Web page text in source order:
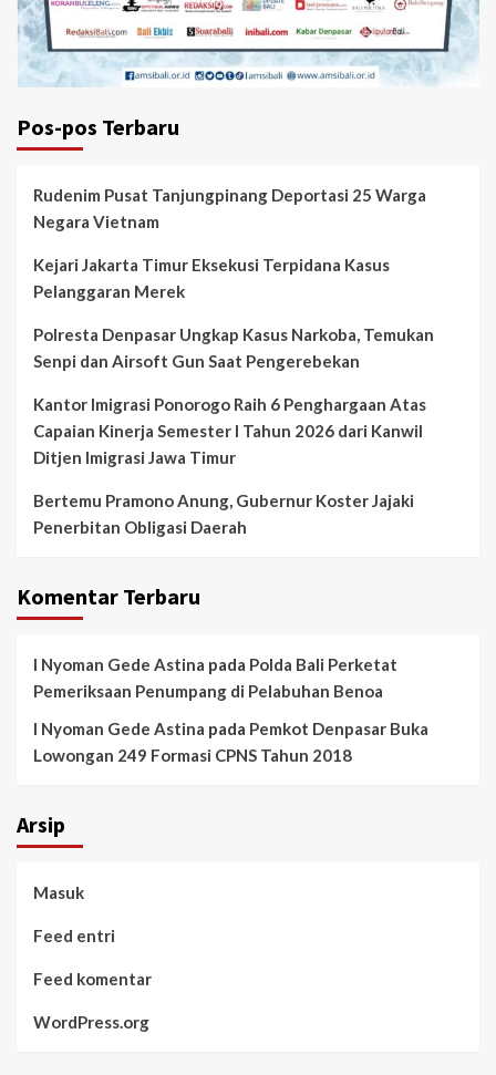
Pos-pos Terbaru
Rudenim Pusat Tanjungpinang Deportasi 25 Warga
Negara Vietnam
Kejari Jakarta Timur Eksekusi Terpidana Kasus
Pelanggaran Merek
Polresta Denpasar Ungkap Kasus Narkoba, Temukan
Senpi dan Airsoft Gun Saat Pengerebekan
Kantor Imigrasi Ponorogo Raih 6 Penghargaan Atas
Capaian Kinerja Semester I Tahun 2026 dari Kanwil
Ditjen Imigrasi Jawa Timur
Bertemu Pramono Anung, Gubernur Koster Jajaki
Penerbitan Obligasi Daerah
Komentar Terbaru
I Nyoman Gede Astina pada Polda Bali Perketat
Pemeriksaan Penumpang di Pelabuhan Benoa
I Nyoman Gede Astina pada Pemkot Denpasar Buka
Lowongan 249 Formasi CPNS Tahun 2018
Arsip
Masuk
Feed entri
Feed komentar
WordPress.org